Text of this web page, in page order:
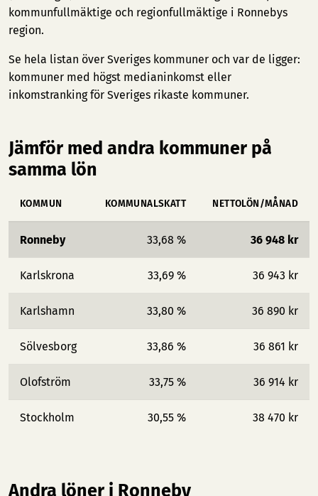
kommunfullmäktige och regionfullmäktige i Ronnebys
region.
Se hela listan över Sveriges kommuner och var de ligger:
kommuner med högst medianinkomst eller
inkomstranking för Sveriges rikaste kommuner.
Jämför med andra kommuner på
samma lön
KOMMUN KOMMUNALSKATT NETTOLÖN/MÅNAD
Ronneby 33,68 % 36 948 kr
Karlskrona 33,69 % 36 943 kr
Karlshamn 33,80 % 36 890 kr
Sölvesborg 33,86 % 36 861 kr
Olofström 33,75 % 36 914 kr
Stockholm 30,55 % 38 470 kr
Andra löner i Ronneby